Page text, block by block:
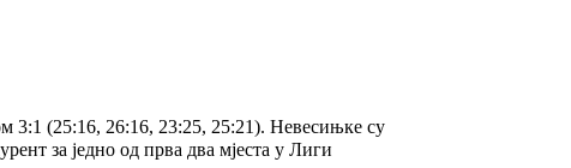
3:1 (25:16, 26:16, 23:25, 25:21). Невесињке су
за једно од прва два мјеста у Лиги